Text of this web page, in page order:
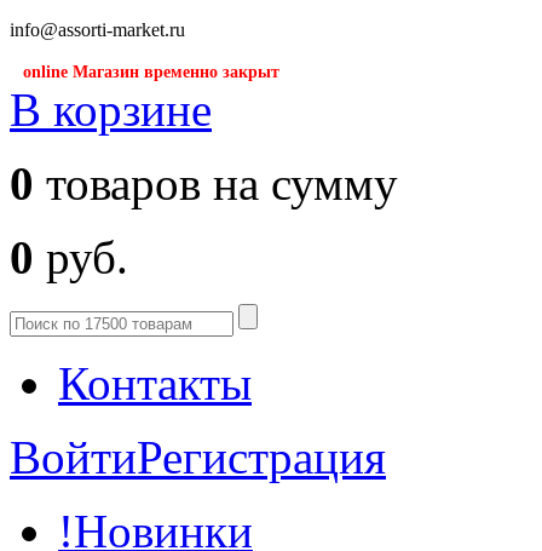
info@assorti-market.ru
online Магазин временно закрыт
В корзине
0 товаров на сумму
0 руб.
Контакты
ВойтиРегистрация
!Новинки